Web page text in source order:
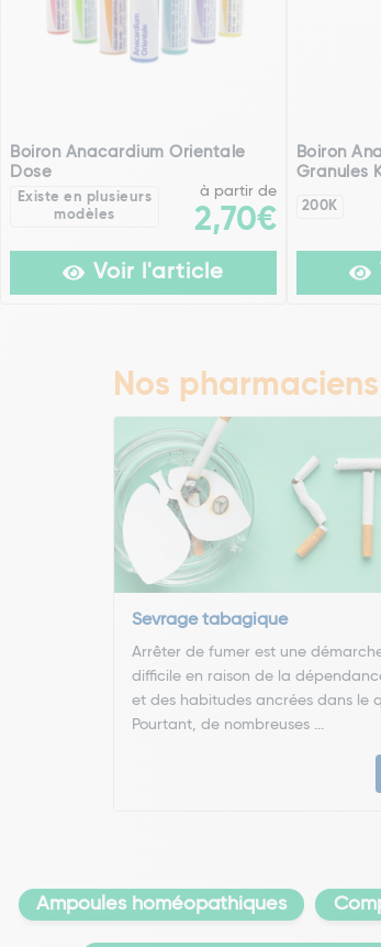
Boiron Anacardium Orientale
Dose
Existe en plusieurs
modèles
à partir de
2,70€
Voir l'article
Boiron
Granules
200K
Nos
Sevrage tabagique
Arrêter de fumer est une
difficile en raison de la
et des habitudes ancrées dans le
Pourtant, de nombreuses ...
Ampoules homéopathiques